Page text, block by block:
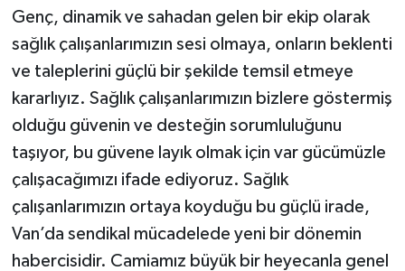
Genç, dinamik ve sahadan gelen bir ekip olarak
sağlık çalışanlarımızın sesi olmaya, onların beklenti
ve taleplerini güçlü bir şekilde temsil etmeye
kararlıyız. Sağlık çalışanlarımızın bizlere göstermiş
olduğu güvenin ve desteğin sorumluluğunu
taşıyor, bu güvene layık olmak için var gücümüzle
çalışacağımızı ifade ediyoruz. Sağlık
çalışanlarımızın ortaya koyduğu bu güçlü irade,
Van’da sendikal mücadelede yeni bir dönemin
habercisidir. Camiamız büyük bir heyecanla genel